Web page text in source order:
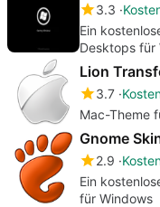
3.3
Ein
Desktops für
Lion
3.7
Mac-Theme
Gnome
2.9
Ein
für Windows